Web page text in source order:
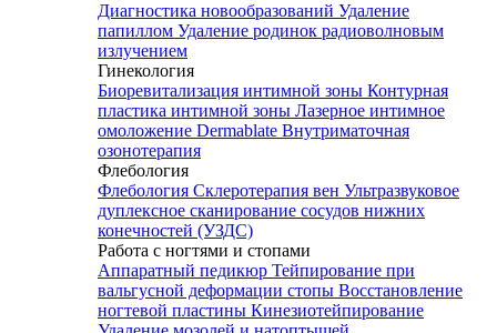
Диагностика новообразований Удаление
папиллом Удаление родинок радиоволновым
излучением
Гинекология
Биоревитализация интимной зоны Контурная
пластика интимной зоны Лазерное интимное
омоложение Dermablate Внутриматочная
озонотерапия
Флебология
Флебология Склеротерапия вен Ультразвуковое
дуплексное сканирование сосудов нижних
конечностей (УЗДС)
Работа с ногтями и стопами
Аппаратный педикюр Тейпирование при
вальгусной деформации стопы Восстановление
ногтевой пластины Кинезиотейпирование